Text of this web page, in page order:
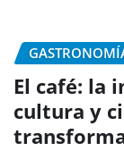
El café: la
cultura y